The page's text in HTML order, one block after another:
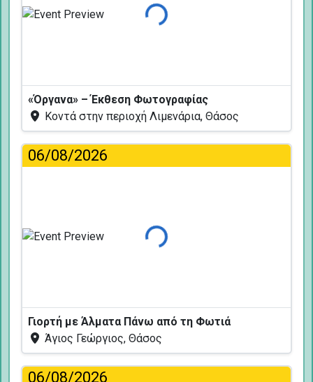
Φόρτωση...
«Όργανα» – Έκθεση Φωτογραφίας
Κοντά στην περιοχή Λιμενάρια, Θάσος
06/08/2026
Φόρτωση...
Γιορτή με Άλματα Πάνω από τη Φωτιά
Άγιος Γεώργιος, Θάσος
06/08/2026